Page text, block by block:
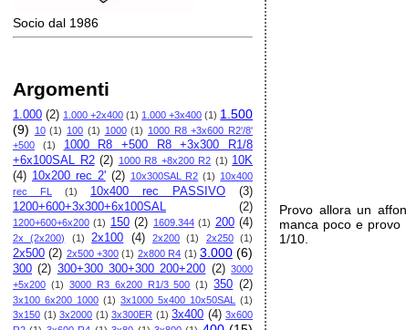
Socio dal 1986
Argomenti
1.000 (2) 1.000 +2x400 (1) 1.000 +3x400 (1) 1.500
(9)
10 (1) 100 (1) 1000 (1) 1000 R8 +3x600 R2'/8'
+500
(1)
1000 R8 +500 R8 +3x300 R1/8
+6x100SAL R2 (2) 1000 R8 +8x200 R2 (1) 10K
(4) 10x200 rec 2' (2) 10x300SAL R2 (1) 10x400
rec FL
(1) 10x400 rec PASSIVO
(3)
1200+600+3x300+6x100SAL
(2)
1200+600+6x200 (1) 150 (2) 1609.344 (1) 200 (4)
2x (2x200) (1) 2x100 (4) 2x200 (1) 2x250 (1)
2x500 (2) 2x500 +300 (1) 2x800 R4 (1) 3.000 (6)
300 (2) 300+300 300+300 200+200 (2) 3000
+5x200 (1) 3000 R3 6x200 R1/3 500 (1) 350 (2)
3x100 6x200 1000 (1) 3x1000 5x400 10x50SAL
(1)
3x150 (1) 3x2000 (1) 3x300ER (1) 3x400 (4) 3x600
Provo allora un
manca poco e
1/10.